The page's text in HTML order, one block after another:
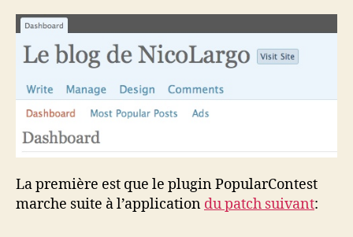
La première est que le plugin PopularContest
marche suite à l’application du patch suivant: